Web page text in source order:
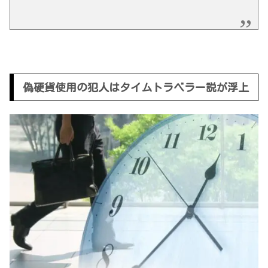
偽硬貨使用の犯人はタイムトラベラー説が浮上